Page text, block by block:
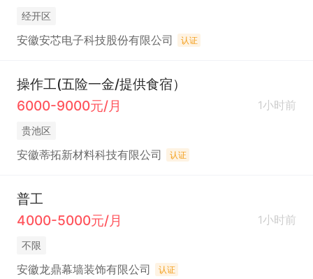
经开区
安徽安芯电子科技股份有限公司 认证
操作工(五险一金/提供食宿）
6000-9000元/月
1小时前
贵池区
安徽蒂拓新材料科技有限公司 认证
普工
4000-5000元/月
1小时前
不限
安徽龙鼎幕墙装饰有限公司 认证